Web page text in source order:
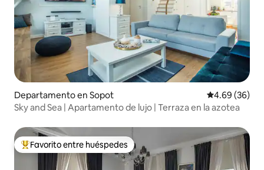
Departamento en Sopot Calificación
4.69 (36)
Sky and Sea | Apartamento de lujo | Terraza en la azotea
De los mejores en Favorito entre huéspedes
Favorito entre huéspedes